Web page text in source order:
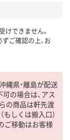
けできません。
ずご確認の上、お
縄県・離島が配送
の場合は、アス
の商品は軒先渡
しくは搬入口）
ご移動はお客様